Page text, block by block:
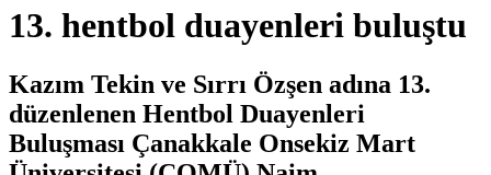
13. hentbol duayenleri buluştu
Kazım Tekin ve Sırrı Özşen adına 13.
düzenlenen Hentbol Duayenleri
Buluşması Çanakkale Onsekiz Mart